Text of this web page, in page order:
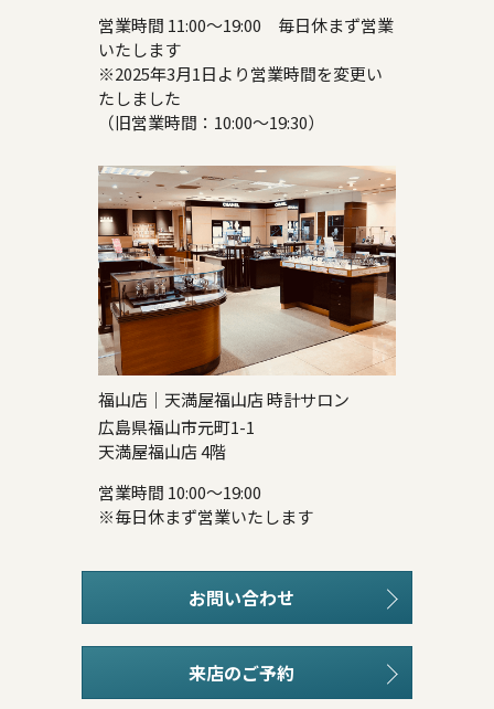
営業時間 11:00～19:00 毎日休まず営業
いたします
※2025年3月1日より営業時間を変更い
たしました
（旧営業時間：10:00～19:30）
福山店｜天満屋福山店 時計サロン
広島県福山市元町1-1
天満屋福山店 4階
営業時間 10:00～19:00
※毎日休まず営業いたします
お問い合わせ
来店のご予約